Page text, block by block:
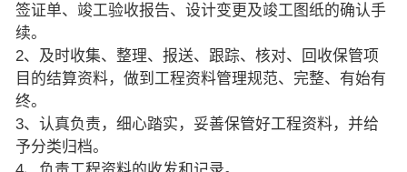
签证单、竣工验收报告、设计变更及竣工图纸的确认手
续。
2、及时收集、整理、报送、跟踪、核对、回收保管项
目的结算资料，做到工程资料管理规范、完整、有始有
终。
3、认真负责，细心踏实，妥善保管好工程资料，并给
予分类归档。